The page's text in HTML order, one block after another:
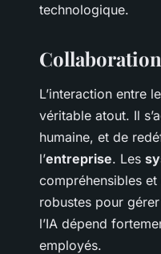
technologique.
L’interaction entre
véritable atout. Il
humaine, et de
l’entreprise. Les
compréhensibles
robustes pour
l’IA dépend
employés.